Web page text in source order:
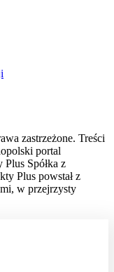
zastrzeżone. Treści
portal
Spółka z
Plus powstał z
w przejrzysty